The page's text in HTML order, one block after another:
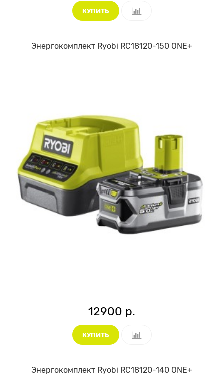
КУПИТЬ
Энергокомплект Ryobi RC18120-150 ONE+
12900 р.
КУПИТЬ
Энергокомплект Ryobi RC18120-140 ONE+